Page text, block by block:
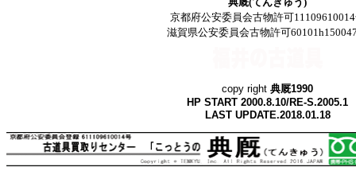
京都府公安委員会古物許可
滋賀県公安委員会古物許可
copy right 典厩1990
HP START 2000.8.10/RE-S.2005.1
LAST UPDATE.2018.01.18